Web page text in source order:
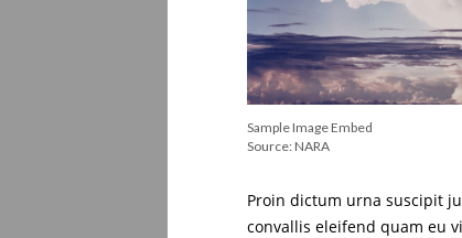
Sample Image Embed
Source: NARA
Proin dictum urna suscipit
convallis eleifend quam eu